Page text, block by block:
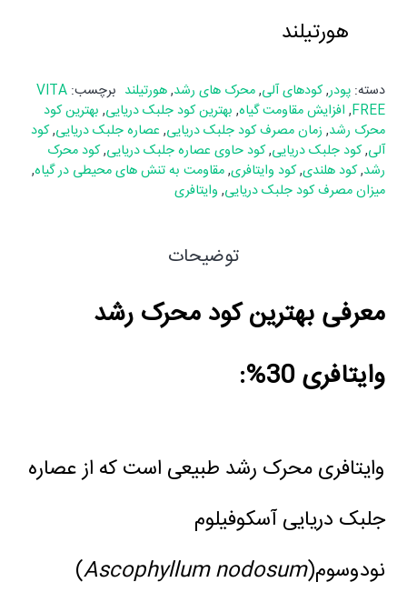
هورتیلند
دسته: پودر,کودهای آلی,محرک های رشد,هورتیلند برچسب: VITA
FREE
, افزایش مقاومت گیاه, بهترین کود جلبک دریایی, بهترین کود
محرک رشد, زمان مصرف کود جلبک دریایی, عصاره جلبک دریایی,کود
آلی,کود جلبک دریایی,کود حاوی عصاره جلبک دریایی,کود محرک
رشد,کود هلندی,کود وایتافری,مقاومت به تنش های محیطی در گیاه,
میزان مصرف کود جلبک دریایی, وایتافری
توضیحات
معرفی بهترین کود محرک رشد
وایتافری 30%:
وایتافری محرک رشد طبیعی است که از عصاره
جلبک دریایی آسکوفیلوم
نودوسوم(Ascophyllum nodosum
)